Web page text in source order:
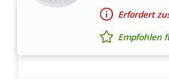
Erfordert
Empfohlen